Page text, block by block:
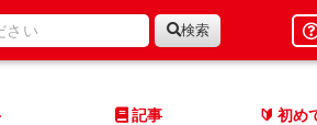
検索
記事 🔰 初め